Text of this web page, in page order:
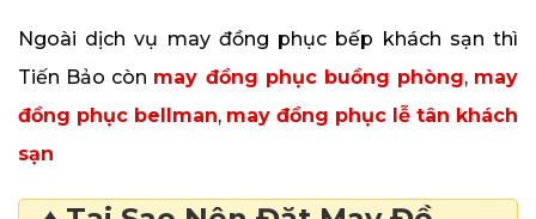
Ngoài dịch vụ may đồng phục bếp khách sạn thì
Tiến Bảo còn may đồng phục buồng phòng, may
đồng phục bellman, may đồng phục lễ tân khách
sạn